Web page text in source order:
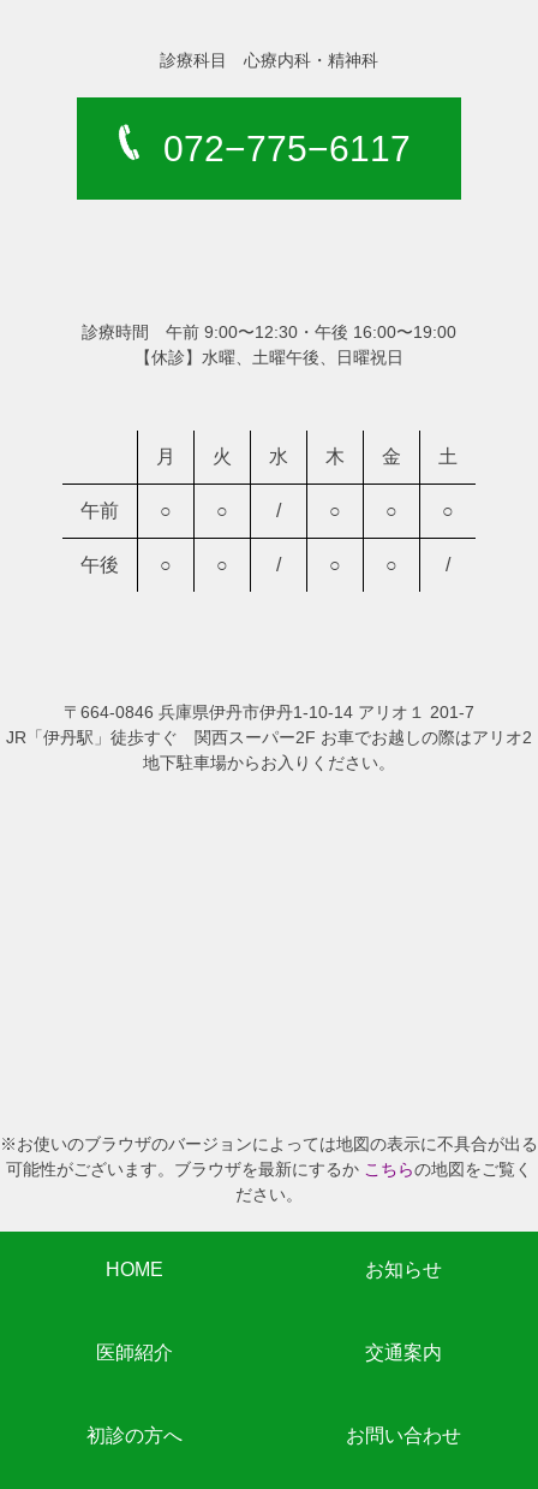
診療科目 心療内科・精神科
072−775−6117
診療時間 午前 9:00〜12:30・午後 16:00〜19:00
【休診】水曜、土曜午後、日曜祝日
月 火 水 木 金 土
午前 ○ ○ / ○ ○ ○
午後 ○ ○ / ○ ○ /
〒664-0846 兵庫県伊丹市伊丹1-10-14 アリオ１ 201-7
JR「伊丹駅」徒歩すぐ 関西スーパー2F お車でお越しの際はアリオ2
地下駐車場からお入りください。
※お使いのブラウザのバージョンによっては地図の表示に不具合が出る
可能性がございます。ブラウザを最新にするか こちらの地図をご覧く
ださい。
HOME お知らせ
医師紹介 交通案内
初診の方へ お問い合わせ